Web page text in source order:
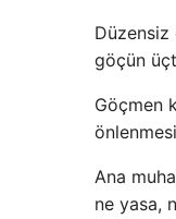
Düzensiz
göçün
Göçmen
Ana
ne yasa,